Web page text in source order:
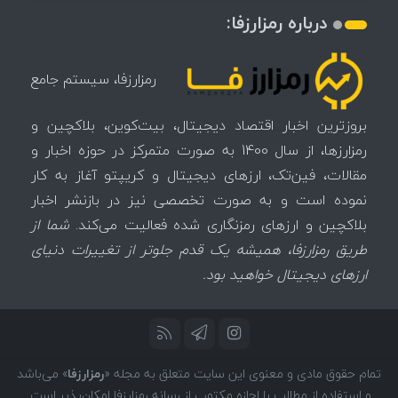
درباره رمزارزفا:
رمزارزفا، سیستم جامع
بروزترین اخبار اقتصاد دیجیتال، بیت‌کوین، بلاکچین و
رمزارزها، از سال 1400 به صورت متمرکز در حوزه اخبار و
مقالات، فین‌تک، ارزهای‌ دیجیتال و کریپتو آغاز به کار
نموده است و به صورت تخصصی نیز در بازنشر اخبار
بلاکچین و ارزهای رمزنگاری شده فعالیت می‌کند.شما از
طریق رمزارزفا، همیشه یک قدم جلوتر از تغییرات دنیای
ارزهای دیجیتال خواهید بود.
تمام حقوق مادی و معنوی این سایت متعلق به مجله «رمزارزفا» می‌باشد